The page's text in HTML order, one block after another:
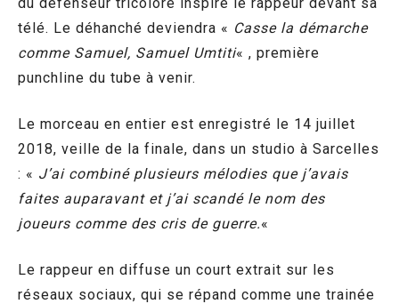
télé. Le déhanché deviendra « Casse la démarche
comme Samuel, Samuel Umtiti« , première
punchline du tube à venir.
Le morceau en entier est enregistré le 14 juillet
2018, veille de la finale, dans un studio à Sarcelles
: « J’ai combiné plusieurs mélodies que j’avais
faites auparavant et j’ai scandé le nom des
joueurs comme des cris de guerre.«
Le rappeur en diffuse un court extrait sur les
réseaux sociaux, qui se répand comme une trainée